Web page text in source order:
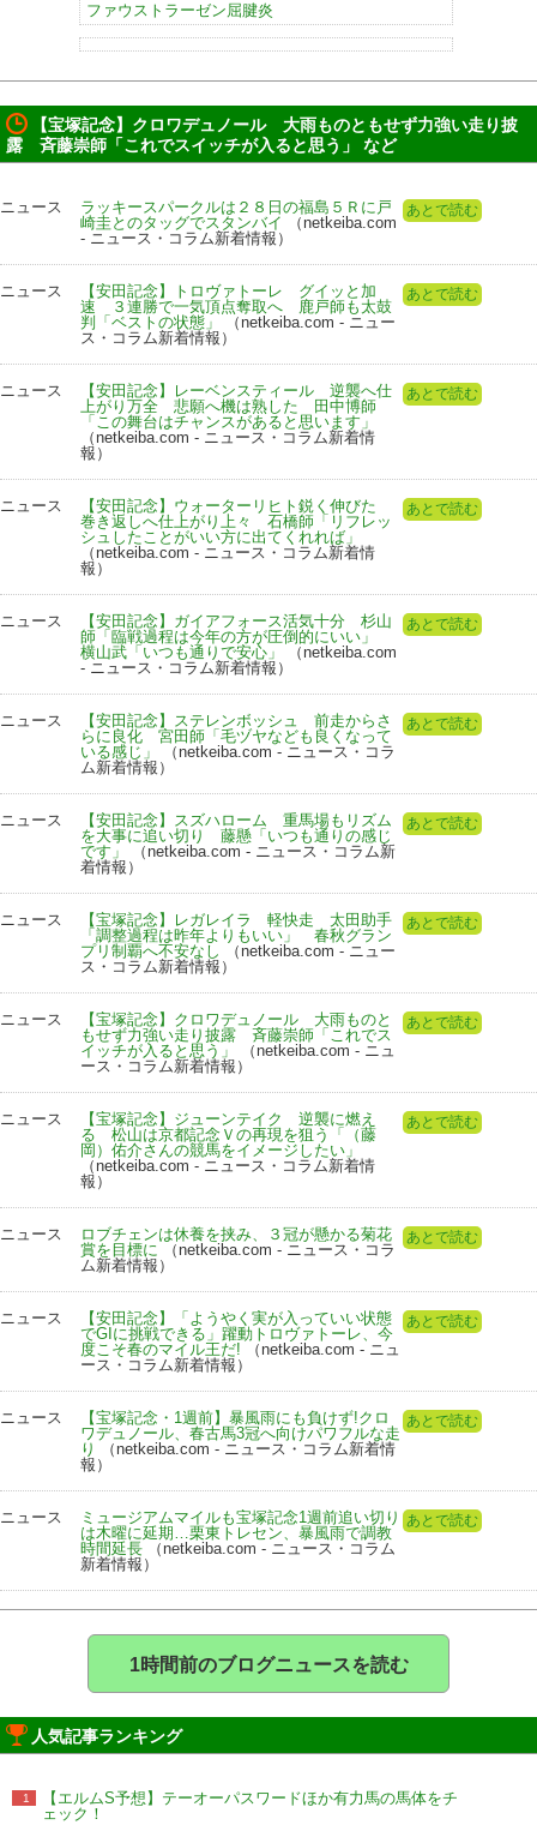
ファウストラーゼン屈腱炎
【宝塚記念】クロワデュノール 大雨ものともせず力強い走り披
露 斉藤崇師「これでスイッチが入ると思う」 など
ニュース
ラッキースパークルは２８日の福島５Ｒに戸
崎圭とのタッグでスタンバイ
（netkeiba.com
- ニュース・コラム新着情報）
あとで読む
ニュース
【安田記念】トロヴァトーレ グイッと加
速 ３連勝で一気頂点奪取へ 鹿戸師も太鼓
判「ベストの状態」
（netkeiba.com - ニュー
ス・コラム新着情報）
あとで読む
ニュース
【安田記念】レーベンスティール 逆襲へ仕
上がり万全 悲願へ機は熟した 田中博師
「この舞台はチャンスがあると思います」
（netkeiba.com - ニュース・コラム新着情
報）
あとで読む
ニュース
【安田記念】ウォーターリヒト鋭く伸びた
巻き返しへ仕上がり上々 石橋師「リフレッ
シュしたことがいい方に出てくれれば」
（netkeiba.com - ニュース・コラム新着情
報）
あとで読む
ニュース
【安田記念】ガイアフォース活気十分 杉山
師「臨戦過程は今年の方が圧倒的にいい」
横山武「いつも通りで安心」
（netkeiba.com
- ニュース・コラム新着情報）
あとで読む
ニュース
【安田記念】ステレンボッシュ 前走からさ
らに良化 宮田師「毛ヅヤなども良くなって
いる感じ」
（netkeiba.com - ニュース・コラ
ム新着情報）
あとで読む
ニュース
【安田記念】スズハローム 重馬場もリズム
を大事に追い切り 藤懸「いつも通りの感じ
です」
（netkeiba.com - ニュース・コラム新
着情報）
あとで読む
ニュース
【宝塚記念】レガレイラ 軽快走 太田助手
「調整過程は昨年よりもいい」 春秋グラン
プリ制覇へ不安なし
（netkeiba.com - ニュー
ス・コラム新着情報）
あとで読む
ニュース
【宝塚記念】クロワデュノール 大雨ものと
もせず力強い走り披露 斉藤崇師「これでス
イッチが入ると思う」
（netkeiba.com - ニュ
ース・コラム新着情報）
あとで読む
ニュース
【宝塚記念】ジューンテイク 逆襲に燃え
る 松山は京都記念Ｖの再現を狙う「（藤
岡）佑介さんの競馬をイメージしたい」
（netkeiba.com - ニュース・コラム新着情
報）
あとで読む
ニュース
ロブチェンは休養を挟み、３冠が懸かる菊花
賞を目標に （netkeiba.com - ニュース・コラ
ム新着情報）
あとで読む
ニュース
【安田記念】「ようやく実が入っていい状態
でGIに挑戦できる」躍動トロヴァトーレ、今
度こそ春のマイル王だ! （netkeiba.com - ニュ
ース・コラム新着情報）
あとで読む
ニュース
【宝塚記念・1週前】暴風雨にも負けず!クロ
ワデュノール、春古馬3冠へ向けパワフルな走
り
（netkeiba.com - ニュース・コラム新着情
報）
あとで読む
ニュース
ミュージアムマイルも宝塚記念1週前追い切り
は木曜に延期…栗東トレセン、暴風雨で調教
時間延長 （netkeiba.com - ニュース・コラム
新着情報）
あとで読む
1時間前のブログニュースを読む
人気記事ランキング
1
【エルムS予想】テーオーパスワードほか有力馬の馬体をチ
ェック！